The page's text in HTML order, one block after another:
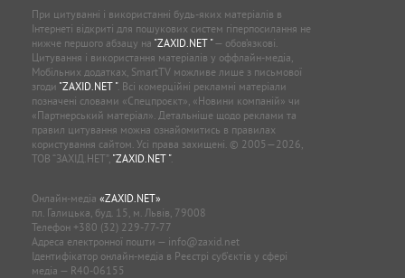
При цитуванні і використанні будь-яких матеріалів в
Інтернеті відкриті для пошукових систем гіперпосилання не
нижче першого абзацу на "ZAXID.NET "— обов’язкові.
Цитування і використання матеріалів у оффлайн-медіа,
Мобільних додатках, SmartTV можливе лише з письмової
згоди "ZAXID.NET ". Всі комерційні рекламні матеріали
позначені словами «Спецпроєкт», «Новини компаній» чи
«Партнерський матеріал». Детальніше щодо реклами та
правил цитування можна ознайомитись в правилах
користування сайтом. Усі права захищені. © 2005—2026,
ТОВ “ЗАХІД.НЕТ”, "ZAXID.NET ".
Онлайн-медіа «ZAXID.NET»
пл. Галицька, буд. 15, м. Львів, 79008
Телефон +380 (32) 229-77-77
Адреса електронної пошти — info@zaxid.net
Ідентифікатор онлайн-медіа в Реєстрі суб'єктів у сфері
медіа — R40-06155